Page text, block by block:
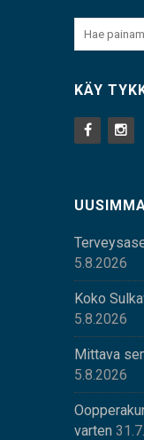
KÄY
5.8.2026
Koko
5.8.2026
Mittava
5.8.2026
varten